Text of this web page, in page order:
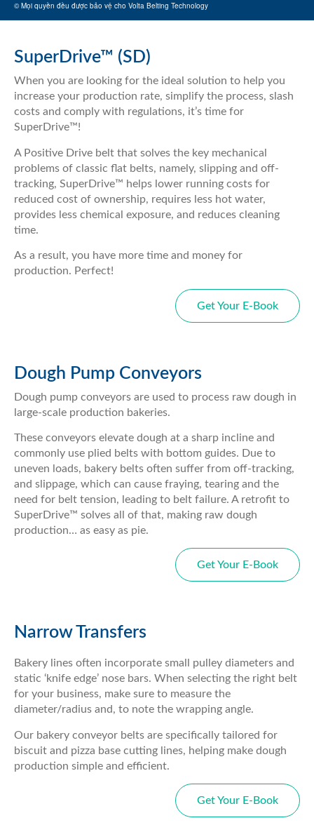
© Mọi quyền đều được bảo vệ cho Volta Belting Technology
SuperDrive™ (SD)
When you are looking for the ideal solution to help you
increase your production rate, simplify the process, slash
costs and comply with regulations, it’s time for
SuperDrive™!
A Positive Drive belt that solves the key mechanical
problems of classic flat belts, namely, slipping and off-
tracking, SuperDrive™ helps lower running costs for
reduced cost of ownership, requires less hot water,
provides less chemical exposure, and reduces cleaning
time.
As a result, you have more time and money for
production. Perfect!
Get Your E-Book
Dough Pump Conveyors
Dough pump conveyors are used to process raw dough in
large-scale production bakeries.
These conveyors elevate dough at a sharp incline and
commonly use plied belts with bottom guides. Due to
uneven loads, bakery belts often suffer from off-tracking,
and slippage, which can cause fraying, tearing and the
need for belt tension, leading to belt failure. A retrofit to
SuperDrive™ solves all of that, making raw dough
production… as easy as pie.
Get Your E-Book
Narrow Transfers
Bakery lines often incorporate small pulley diameters and
static ‘knife edge’ nose bars. When selecting the right belt
for your business, make sure to measure the
diameter/radius and, to note the wrapping angle.
Our bakery conveyor belts are specifically tailored for
biscuit and pizza base cutting lines, helping make dough
production simple and efficient.
Get Your E-Book